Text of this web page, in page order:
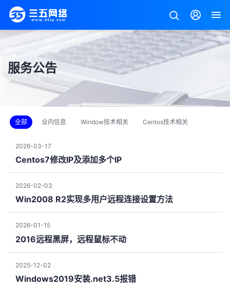
服务公告
全部 业内信息 Window技术相关 Centos技术相关
2026-03-17
Centos7修改IP及添加多个IP
2026-02-03
Win2008 R2实现多用户远程连接设置方法
2026-01-15
2016远程黑屏，远程鼠标不动
2025-12-02
Windows2019安装.net3.5报错